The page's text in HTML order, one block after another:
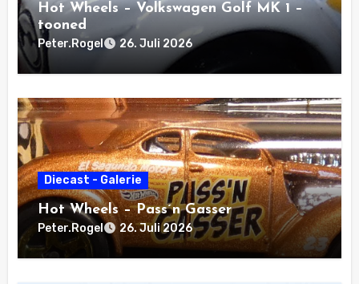
Hot Wheels – Volkswagen Golf MK 1 –
tooned
Peter.Rogel 26. Juli 2026
Diecast - Galerie
Hot Wheels – Pass´n Gasser
Peter.Rogel 26. Juli 2026